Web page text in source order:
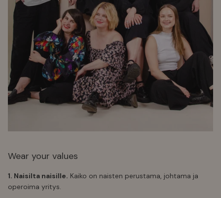
Wear your values
1. Naisilta naisille. Kaiko on naisten perustama, johtama ja
operoima yritys.